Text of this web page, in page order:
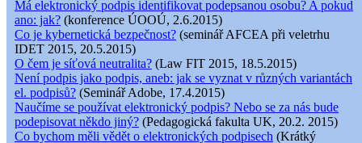
Má elektronický podpis identifikovat podepsanou osobu? A pokud
ano: jak? (konference ÚOOÚ, 2.6.2015)
Co je kybernetická bezpečnost? (seminář AFCEA při veletrhu
IDET 2015, 20.5.2015)
O čem je síťová neutralita? (Law FIT 2015, 18.5.2015)
Není podpis jako podpis, aneb: jak se vyznat v různých variantách
el. podpisů? (Seminář Adobe, 17.4.2015)
Naučíme se používat elektronický podpis? Nebo se za nás bude
podepisovat někdo jiný? (Pedagogická fakulta UK, 20.2. 2015)
Co bychom měli vědět o elektronických podpisech (Krátký